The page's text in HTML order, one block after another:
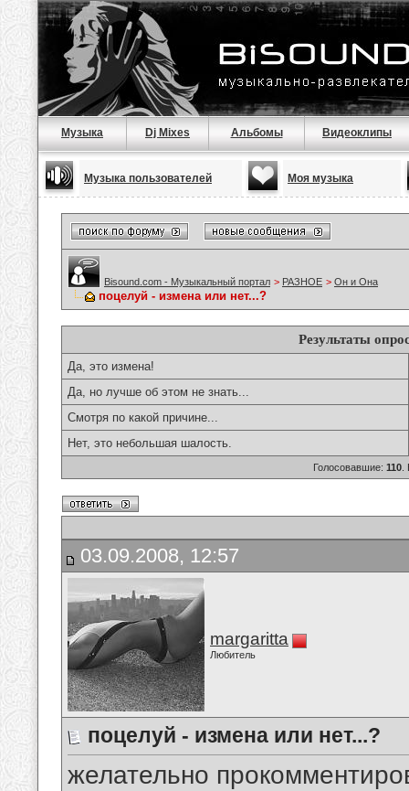
Музыка Dj Mixes Альбомы Видеоклипы
Музыка пользователей Моя музыка
Bisound.com - Музыкальный портал > РАЗНОЕ > Он и Она
поцелуй - измена или нет...?
Результаты
Да, это измена!
Да, но лучше об этом не знать...
Смотря по какой причине...
Нет, это небольшая шалость.
Голосовавшие: 110
03.09.2008, 12:57
margaritta
Любитель
поцелуй - измена или нет...?
желательно